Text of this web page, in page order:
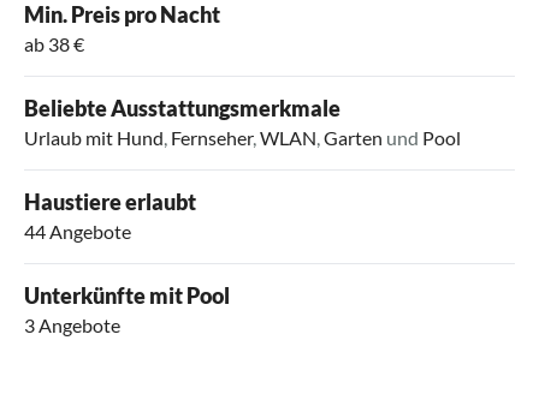
Min. Preis pro Nacht
ab 38 €
Beliebte Ausstattungsmerkmale
Urlaub mit Hund, Fernseher,WLAN,Garten und Pool
Haustiere erlaubt
44 Angebote
Unterkünfte mit Pool
3 Angebote